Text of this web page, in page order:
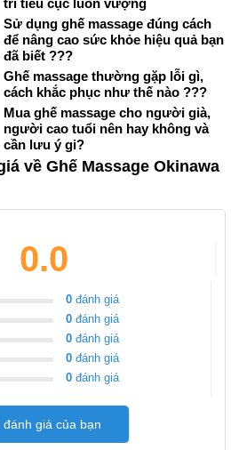
trí tiểu cục luôn vượng
Sử dụng ghế massage đúng cách
để nâng cao sức khỏe hiệu quả bạn
đã biết ???
Ghế massage thường gặp lỗi gì,
cách khắc phục như thế nào ???
Mua ghế massage cho người già,
người cao tuổi nên hay không và
cần lưu ý gi?
về Ghế Massage Okinawa
0.0
0 đánh giá
0 đánh giá
0 đánh giá
0 đánh giá
0 đánh giá
đánh giá của bạn